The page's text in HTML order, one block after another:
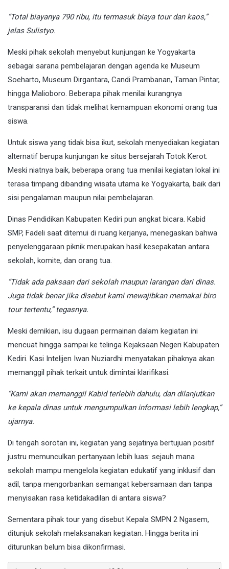
“Total biayanya 790 ribu, itu termasuk biaya tour dan kaos,”
jelas Sulistyo.
Meski pihak sekolah menyebut kunjungan ke Yogyakarta
sebagai sarana pembelajaran dengan agenda ke Museum
Soeharto, Museum Dirgantara, Candi Prambanan, Taman Pintar,
hingga Malioboro. Beberapa pihak menilai kurangnya
transparansi dan tidak melihat kemampuan ekonomi orang tua
siswa.
Untuk siswa yang tidak bisa ikut, sekolah menyediakan kegiatan
alternatif berupa kunjungan ke situs bersejarah Totok Kerot.
Meski niatnya baik, beberapa orang tua menilai kegiatan lokal ini
terasa timpang dibanding wisata utama ke Yogyakarta, baik dari
sisi pengalaman maupun nilai pembelajaran.
Dinas Pendidikan Kabupaten Kediri pun angkat bicara. Kabid
SMP, Fadeli saat ditemui di ruang kerjanya, menegaskan bahwa
penyelenggaraan piknik merupakan hasil kesepakatan antara
sekolah, komite, dan orang tua.
“Tidak ada paksaan dari sekolah maupun larangan dari dinas.
Juga tidak benar jika disebut kami mewajibkan memakai biro
tour tertentu,” tegasnya.
Meski demikian, isu dugaan permainan dalam kegiatan ini
mencuat hingga sampai ke telinga Kejaksaan Negeri Kabupaten
Kediri. Kasi Intelijen Iwan Nuziardhi menyatakan pihaknya akan
memanggil pihak terkait untuk dimintai klarifikasi.
“Kami akan memanggil Kabid terlebih dahulu, dan dilanjutkan
ke kepala dinas untuk mengumpulkan informasi lebih lengkap,”
ujarnya.
Di tengah sorotan ini, kegiatan yang sejatinya bertujuan positif
justru memunculkan pertanyaan lebih luas: sejauh mana
sekolah mampu mengelola kegiatan edukatif yang inklusif dan
adil, tanpa mengorbankan semangat kebersamaan dan tanpa
menyisakan rasa ketidakadilan di antara siswa?
Sementara pihak tour yang disebut Kepala SMPN 2 Ngasem,
ditunjuk sekolah melaksanakan kegiatan. Hingga berita ini
diturunkan belum bisa dikonfirmasi.